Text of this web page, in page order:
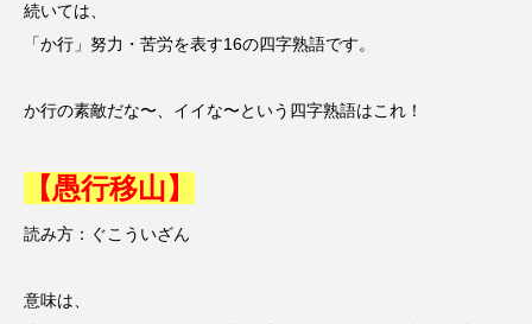
続いては、
「か行」努力・苦労を表す16の四字熟語です。
か行の素敵だな〜、イイな〜という四字熟語はこれ！
【愚行移山】
読み方：ぐこういざん
意味は、